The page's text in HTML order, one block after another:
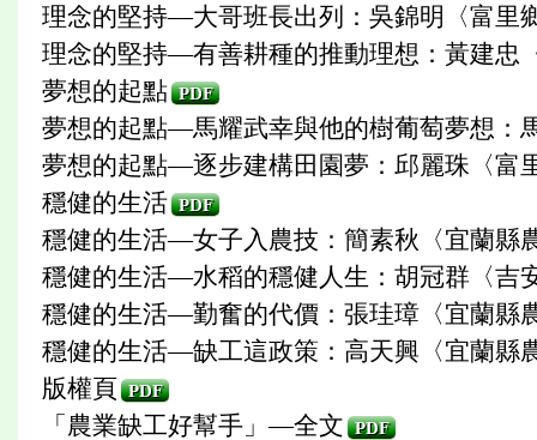
理念的堅持—大哥班長出列：吳錦明〈富里
理念的堅持—有善耕種的推動理想：黃建忠
夢想的起點 PDF
夢想的起點—馬耀武幸與他的樹葡萄夢想：
夢想的起點—逐步建構田園夢：邱麗珠〈富
穩健的生活 PDF
穩健的生活—女子入農技：簡素秋〈宜蘭縣
穩健的生活—水稻的穩健人生：胡冠群〈吉
穩健的生活—勤奮的代價：張珪璋〈宜蘭縣
穩健的生活—缺工這政策：高天興〈宜蘭縣
版權頁 PDF
「農業缺工好幫手」—全文 PDF